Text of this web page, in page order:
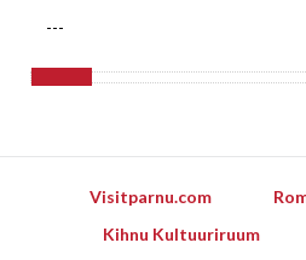
---
Visitparnu.com
Kihnu Kultuuriruum